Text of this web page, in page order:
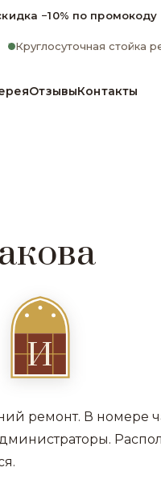
−10% по
Круглосуточная стойка
ОтзывыКонтакты
И
ремонт. В номере